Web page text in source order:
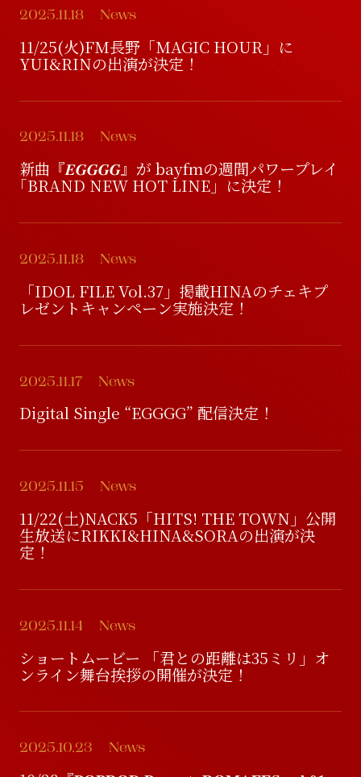
Disc ography
Video
Video
Goods
Goods
2025.11.18 News
11/25(火)FM長野「MAGIC HOUR」に
YUI&RINの出演が決定！
2025.11.18 News
新曲『𝑬𝑮𝑮𝑮𝑮』が bayfmの週間パワープレイ
｢BRAND NEW HOT LINE」に決定！
2025.11.18 News
「IDOL FILE Vol.37」掲載HINAのチェキプ
レゼントキャンペーン実施決定！
2025.11.17 News
Digital Single “EGGGG” 配信決定！
2025.11.15 News
11/22(土)NACK5「HITS! THE TOWN」公開
生放送にRIKKI&HINA&SORAの出演が決
定！
2025.11.14 News
ショートムービー 「君との距離は35ミリ」オ
ンライン舞台挨拶の開催が決定！
2025.10.23 News